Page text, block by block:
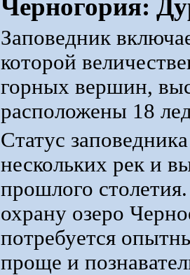
Черногория:
Заповедник
которой
горных вершин,
расположены 18
Статус
нескольких рек и
прошлого
охрану озеро
потребуется
проще и